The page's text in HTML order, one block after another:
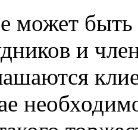
может быть
и